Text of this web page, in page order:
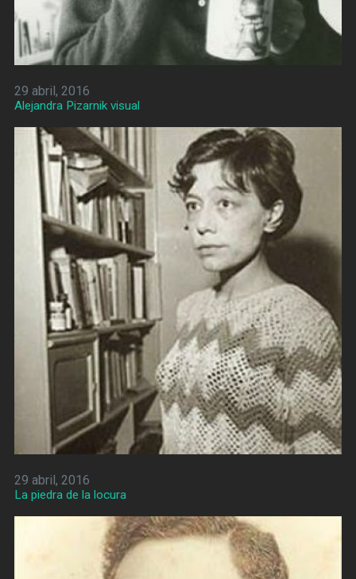
29 abril, 2016
Alejandra Pizarnik visual
29 abril, 2016
La piedra de la locura